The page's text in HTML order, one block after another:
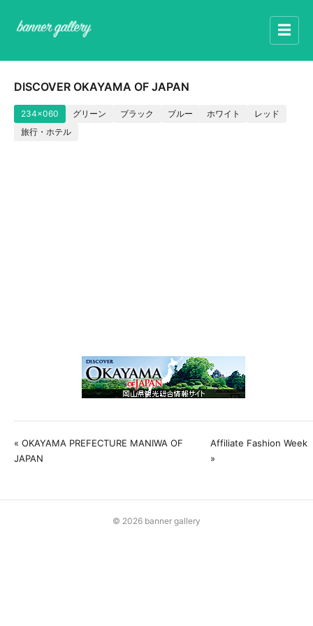
☰
DISCOVER OKAYAMA OF JAPAN
234x060 グリーン ブラック ブルー ホワイト
レッド
旅行・ホテル
« OKAYAMA PREFECTURE MANIWA OF
JAPAN
Affiliate Fashion Week
»
© 2026 banner gallery